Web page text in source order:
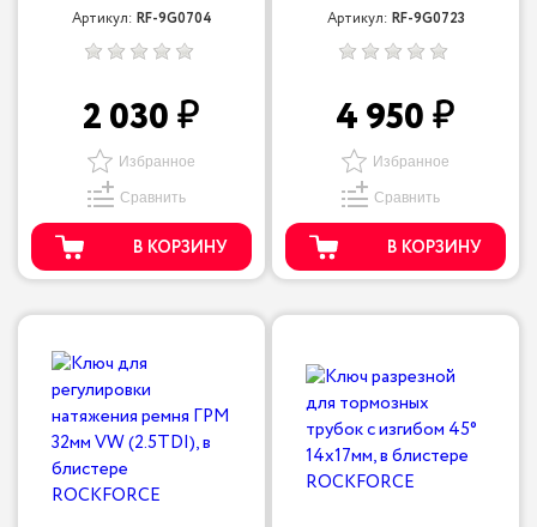
Артикул: RF-9G0704
2 030
Избранное
Сравнить
В КОРЗИНУ
Артикул: RF-9G0723
4 950
Избранное
Сравнить
В КОРЗИНУ